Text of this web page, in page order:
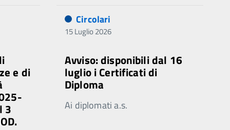
e di
3
Circolari
15 Luglio 2026
Avviso: disponibili dal 16
luglio i Certificati di
Diploma
Ai diplomati a.s.